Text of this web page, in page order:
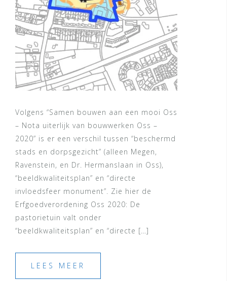
Volgens “Samen bouwen aan een mooi Oss
– Nota uiterlijk van bouwwerken Oss –
2020” is er een verschil tussen “beschermd
stads en dorpsgezicht” (alleen Megen,
Ravenstein, en Dr. Hermanslaan in Oss),
“beeldkwaliteitsplan” en “directe
invloedsfeer monument”. Zie hier de
Erfgoedverordening Oss 2020: De
pastorietuin valt onder
“beeldkwaliteitsplan” en “directe […]
LEES MEER